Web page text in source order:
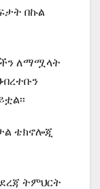
በኩል
ለማሟላት
ቴክኖሎጂ
ትምህርት